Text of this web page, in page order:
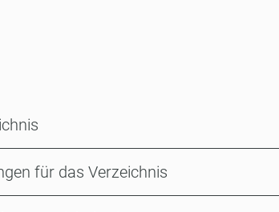
für das Verzeichnis